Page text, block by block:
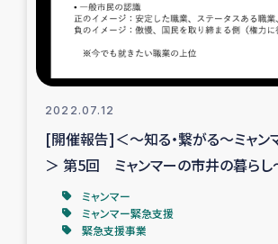
2022.07.12
[開催報告]＜～知る・繋がる～ミャ
＞ 第5回 ミャンマーの市井の暮らし
いる公務員を事例に～
ミャンマー
ミャンマー緊急支援
緊急支援事業